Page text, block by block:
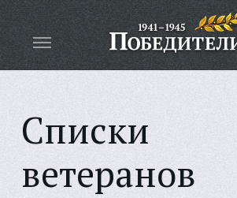
Списки
ветеранов